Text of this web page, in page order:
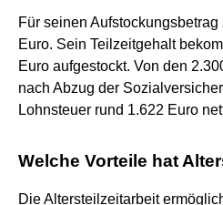
Für seinen
Euro. Sein Teilzeitgehalt
Euro aufgestockt. Von den
nach Abzug der
Lohnsteuer rund 1.622 Euro
Welche Vorteile hat
Die Altersteilzeitarbeit